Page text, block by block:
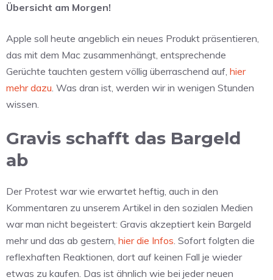
Übersicht am Morgen!
Apple soll heute angeblich ein neues Produkt präsentieren,
das mit dem Mac zusammenhängt, entsprechende
Gerüchte tauchten gestern völlig überraschend auf, hier
mehr dazu . Was dran ist, werden wir in wenigen Stunden
wissen.
Gravis schafft das Bargeld
ab
Der Protest war wie erwartet heftig, auch in den
Kommentaren zu unserem Artikel in den sozialen Medien
war man nicht begeistert: Gravis akzeptiert kein Bargeld
mehr und das ab gestern, hier die Infos . Sofort folgten die
reflexhaften Reaktionen, dort auf keinen Fall je wieder
etwas zu kaufen. Das ist ähnlich wie bei jeder neuen